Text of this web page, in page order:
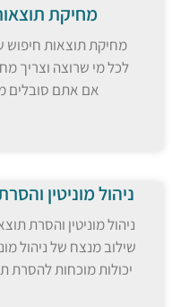
מחיקת
מחיקת תוצאות חיפוש
לכל מי שרוצה וצריך
אם אתם סובלים
ניהול מוניטין
ניהול מוניטין והסרת
שילוב מנצח של ניהול
יכולות מוכחות להסרת